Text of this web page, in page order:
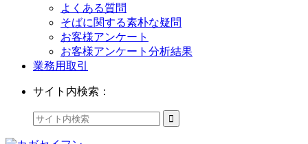
よくある質問
そばに関する素朴な疑問
お客様アンケート
お客様アンケート分析結果
業務用取引
サイト内検索：